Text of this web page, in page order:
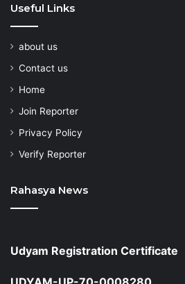
Useful Links
about us
Contact us
Home
Join Reporter
Privacy Policy
Verify Reporter
Rahasya News
Udyam Registration Certificate